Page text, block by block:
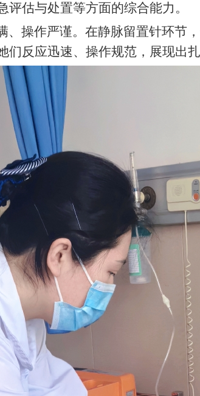
估与处置等方面的综合能力。
操作严谨。在静脉留置针环节
反应迅速、操作规范，展现出